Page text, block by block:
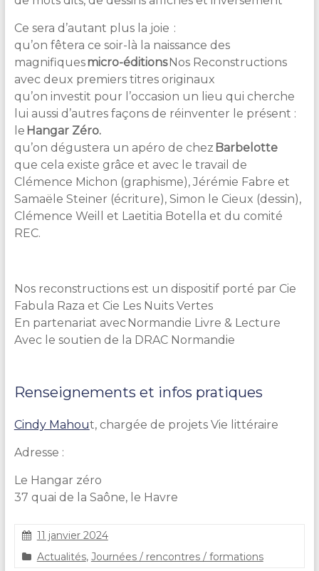
Ce sera d’autant plus la joie :
qu’on fêtera ce soir-là la naissance des
magnifiquesmicro-éditionsNos Reconstructions
avec deux premiers titres originaux
qu’on investit pour l’occasion un lieu qui cherche
lui aussi d’autres façons de réinventer le présent :
le Hangar Zéro.
qu’on dégustera un apéro de chez Barbelotte
que cela existe grâce et avec le travail de
Clémence Michon (graphisme), Jérémie Fabre et
Samaële Steiner (écriture), Simon le Cieux (dessin),
Clémence Weill et Laetitia Botella et du comité
REC.
Nos reconstructions est un dispositif porté par Cie
Fabula Raza et Cie Les Nuits Vertes
En partenariat avecNormandie Livre & Lecture
Avec le soutien de la DRAC Normandie
Renseignements et infos pratiques
Cindy Mahout, chargée de projets Vie littéraire
Adresse :
Le Hangar zéro
37 quai de la Saône, le Havre
S
t
11 janvier 2024
Actualités, Journées / rencontres / formations